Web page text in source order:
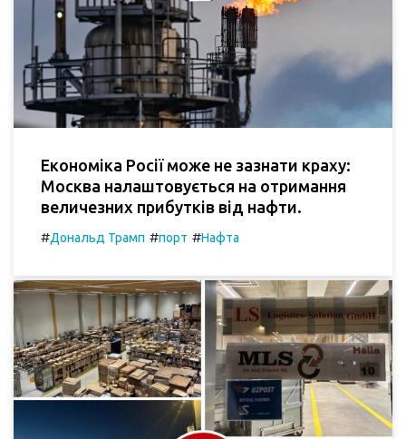
Економіка Росії може не зазнати краху:
Москва налаштовується на отримання
величезних прибутків від нафти.
#Дональд Трамп #порт #Нафта